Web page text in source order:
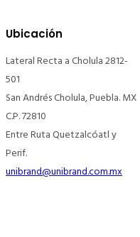
Ubicación
Lateral Recta a Cholula 2812-
501
San Andrés Cholula, Puebla. MX
C.P. 72810
Entre Ruta Quetzalcóatl y
Perif.
unibrand@unibrand.com.mx